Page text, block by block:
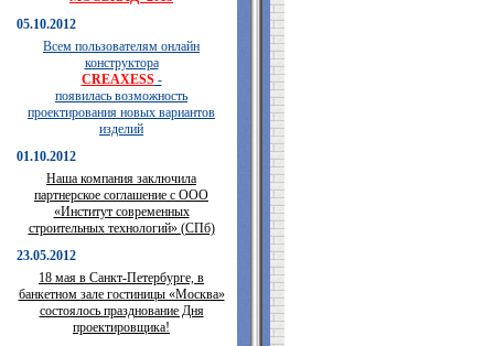
05.10.2012
Всем пользователям онлайн
конструктора
CREAXESS-
появилась возможность
проектирования новых вариантов
изделий
01.10.2012
Наша компания заключила
партнерское соглашение с ООО
«Институт современных
строительных технологий» (СПб)
23.05.2012
18 мая в Санкт-Петербурге, в
банкетном зале гостиницы «Москва»
состоялось празднование Дня
проектировщика!